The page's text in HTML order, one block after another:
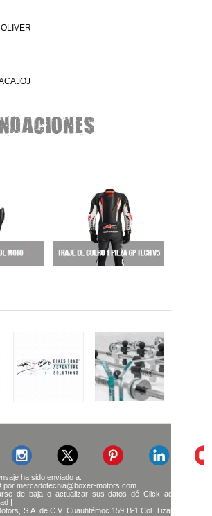
ha sido enviado a:
por mercadotecnia@boxer-motors.com
de baja o actualizar sus datos déClick aquí
|
S.A. de C.V. Cuauhtémoc 159 B-1 Col. Tizapán San